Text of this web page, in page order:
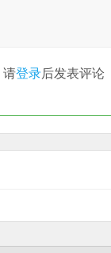
请登录后发表评论